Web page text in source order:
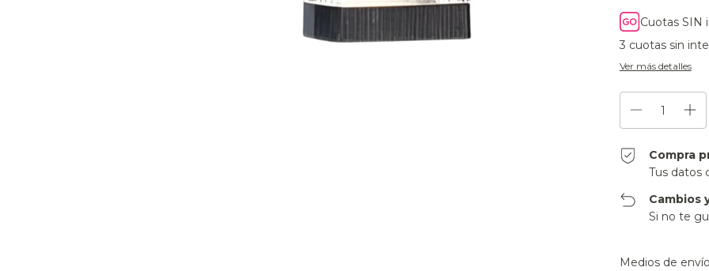
Cuotas
3 cuotas sin
Ver más detalles
Compra
Tus datos
Cambios
Si no te
Entregas para el
Medios de